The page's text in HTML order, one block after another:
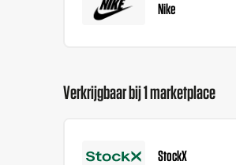
Nike
Verkrijgbaar bij 1 marketplace
StockX